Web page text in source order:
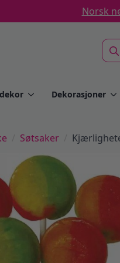
Norsk
for:
Dekorasjoner
Søtsaker